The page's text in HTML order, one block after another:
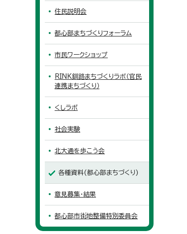
住民説明会
都心部まちづくりフォーラム
市民ワークショップ
RINK釧路まちづくりラボ（官民
連携まちづくり）
くしラボ
社会実験
北大通を歩こう会
各種資料(都心部まちづくり)
意見募集・結果
都心部市街地整備特別委員会